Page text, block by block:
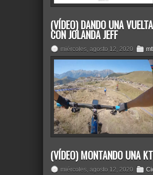
(VÍDEO) DANDO UNA
CON JOLANDA JEFF
miércoles, agosto 12, 2020
(VÍDEO) MONTANDO UNA
miércoles, agosto 12, 2020